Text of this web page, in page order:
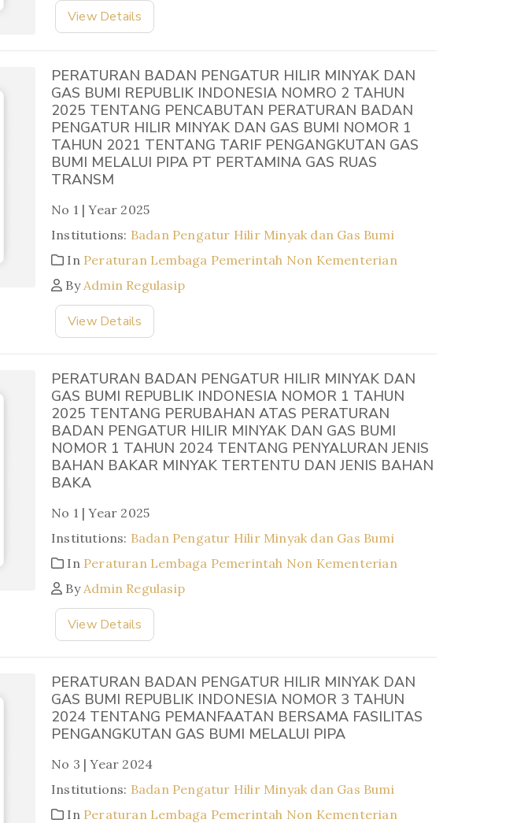
View Details
PERATURAN BADAN PENGATUR HILIR MINYAK DAN
GAS BUMI REPUBLIK INDONESIA NOMRO 2 TAHUN
2025 TENTANG PENCABUTAN PERATURAN BADAN
PENGATUR HILIR MINYAK DAN GAS BUMI NOMOR 1
TAHUN 2021 TENTANG TARIF PENGANGKUTAN GAS
BUMI MELALUI PIPA PT PERTAMINA GAS RUAS
TRANSM
No 1 | Year 2025
Institutions: Badan Pengatur Hilir Minyak dan Gas Bumi
In Peraturan Lembaga Pemerintah Non Kementerian
ByAdmin Regulasip
View Details
PERATURAN BADAN PENGATUR HILIR MINYAK DAN
GAS BUMI REPUBLIK INDONESIA NOMOR 1 TAHUN
2025 TENTANG PERUBAHAN ATAS PERATURAN
BADAN PENGATUR HILIR MINYAK DAN GAS BUMI
NOMOR 1 TAHUN 2024 TENTANG PENYALURAN JENIS
BAHAN BAKAR MINYAK TERTENTU DAN JENIS BAHAN
BAKA
No 1 | Year 2025
Institutions: Badan Pengatur Hilir Minyak dan Gas Bumi
In Peraturan Lembaga Pemerintah Non Kementerian
ByAdmin Regulasip
View Details
PERATURAN BADAN PENGATUR HILIR MINYAK DAN
GAS BUMI REPUBLIK INDONESIA NOMOR 3 TAHUN
2024 TENTANG PEMANFAATAN BERSAMA FASILITAS
PENGANGKUTAN GAS BUMI MELALUI PIPA
No 3 | Year 2024
Institutions: Badan Pengatur Hilir Minyak dan Gas Bumi
In Peraturan Lembaga Pemerintah Non Kementerian